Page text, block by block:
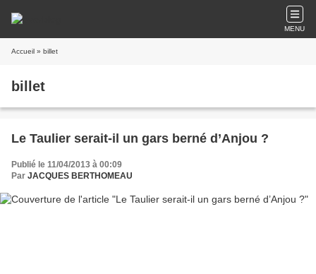
MENU
Accueil » billet
billet
Le Taulier serait-il un gars berné d’Anjou ?
Publié le 11/04/2013 à 00:09
Par JACQUES BERTHOMEAU